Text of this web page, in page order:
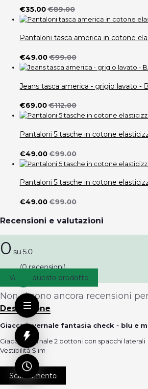
€35.00€89.00
Pantaloni tasca america in cotone
€49.00€99.00
Jeans tasca america - grigio lavato -
€69.00€112.00
Pantaloni 5 tasche in cotone
€49.00€99.00
Pantaloni 5 tasche in cotone
€49.00€99.00
Recensioni e valutazioni
0 su 5.0
(0 recensioni)
Valuta questo prodotto
Non ci sono ancora recensioni
Descrizione
Giacca invernale fantasia check - blu e
Giacca invernale 2 bottoni con spacchi laterali
Vestibilità Slim
Scaricamento